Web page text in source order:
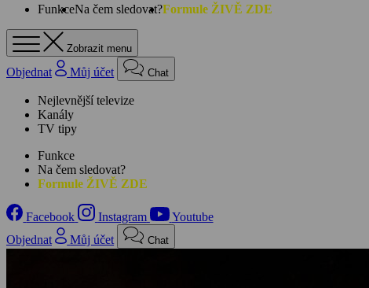
FunkceNa čem sledovat?Formule ŽIVĚ ZDE
Zobrazit menu
Objednat Můj účet Chat
Nejlevnější televize
Kanály
TV tipy
Funkce
Na čem sledovat?
Formule ŽIVĚ ZDE
Facebook Instagram
Youtube
Objednat
Můj účet Chat